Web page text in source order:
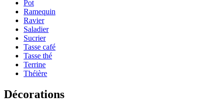
Pot
Ramequin
Ravier
Saladier
Sucrier
Tasse café
Tasse thé
Terrine
Théière
Décorations